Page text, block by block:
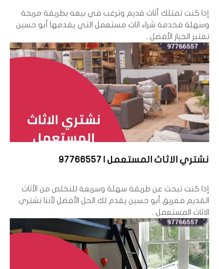
إذا كنت تمتلك أثاث قديم وترغب في بيعه بطريقة مريحة
وسهلة فخدمة شراء اثاث مستعمل التي يقدمها أبو حسين
تعتبر الخيار الأفضل...
نشتري الاثاث المستعمل | 97766557
إذا كنت تبحث عن طريقة سهلة وسريعة للتخلص من الأثاث
القديم ففريق أبو حسين يقدم لك الحل الأفضل لأننا نشتري
الاثاث المستعمل...